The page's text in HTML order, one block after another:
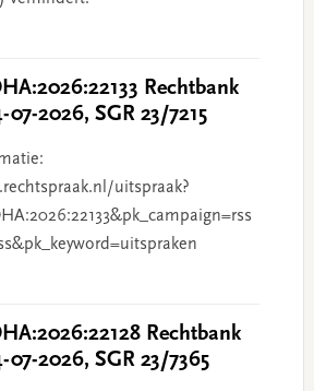
Rechtbank
07-2026, SGR 23/7215
uitspraak?
Rechtbank
07-2026, SGR 23/7365